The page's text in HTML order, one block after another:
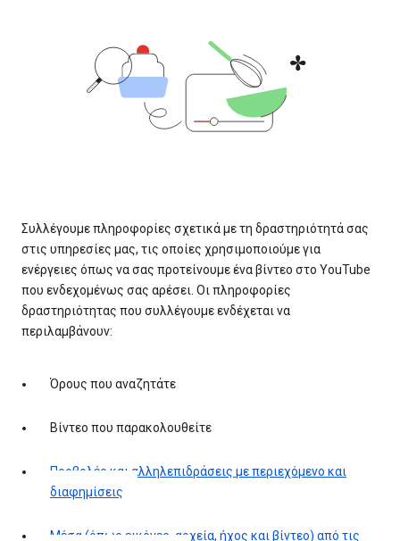
Συλλέγουμε πληροφορίες σχετικά με τη δραστηριότητά σας
στις υπηρεσίες μας, τις οποίες χρησιμοποιούμε για
ενέργειες όπως να σας προτείνουμε ένα βίντεο στο YouTube
που ενδεχομένως σας αρέσει. Οι πληροφορίες
δραστηριότητας που συλλέγουμε ενδέχεται να
περιλαμβάνουν:
Όρους που αναζητάτε
Βίντεο που παρακολουθείτε
Προβολές και αλληλεπιδράσεις με περιεχόμενο και
διαφημίσεις
Μέσα (όπως εικόνες, αρχεία, ήχος και βίντεο) από τις